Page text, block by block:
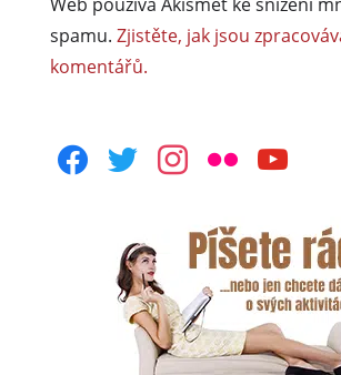
spamu. Zjistěte, jak jsou
komentářů.
facebooktwitterinstagram
flickr youtube